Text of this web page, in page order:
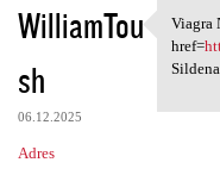
WilliamTou
sh
06.12.2025
Adres
Viagra
href=